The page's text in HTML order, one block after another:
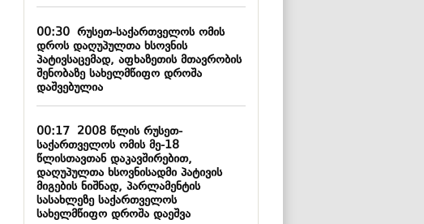
00:30რუსეთ-საქართველოს ომის
დროს დაღუპულთა ხსოვნის
პატივსაცემად, აფხაზეთის მთავრობის
შენობაზე სახელმწიფო დროშა
დაშვებულია
00:172008 წლის რუსეთ-
საქართველოს ომის მე-18
წლისთავთან დაკავშირებით,
დაღუპულთა ხსოვნისადმი პატივის
მიგების ნიშნად, პარლამენტის
სასახლეზე საქართველოს
სახელმწიფო დროშა დაეშვა